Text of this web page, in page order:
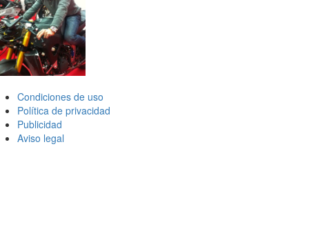
Condiciones de uso
Política de privacidad
Publicidad
Aviso legal